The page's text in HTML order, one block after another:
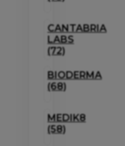
CANTABRIA
LABS
(72)
BIODERMA
(68)
MEDIK8
(58)